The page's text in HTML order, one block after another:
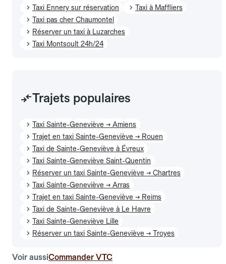
Taxi Ennery sur réservation
Taxi à Maffliers
Taxi pas cher Chaumontel
Réserver un taxi à Luzarches
Taxi Montsoult 24h/24
Trajets populaires
Taxi Sainte-Geneviève → Amiens
Trajet en taxi Sainte-Geneviève → Rouen
Taxi de Sainte-Geneviève à Évreux
Taxi Sainte-Geneviève Saint-Quentin
Réserver un taxi Sainte-Geneviève → Chartres
Taxi Sainte-Geneviève → Arras
Trajet en taxi Sainte-Geneviève → Reims
Taxi de Sainte-Geneviève à Le Havre
Taxi Sainte-Geneviève Lille
Réserver un taxi Sainte-Geneviève → Troyes
Voir aussiCommander VTC